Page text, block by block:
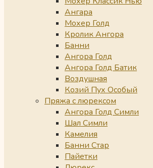
Ангара
Мохер Голд
Кролик Ангора
Банни
Ангора Голд
Ангора Голд Батик
Воздушная
Козий Пух Особый
Пряжа с люрексом
Ангора Голд Симли
Шал Симли
Камелия
Банни Стар
Пайетки